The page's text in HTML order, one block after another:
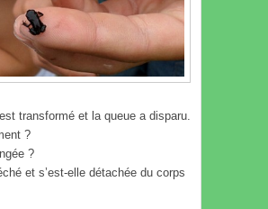
transformé et la queue a disparu.
?
?
et s’est-elle détachée du corps